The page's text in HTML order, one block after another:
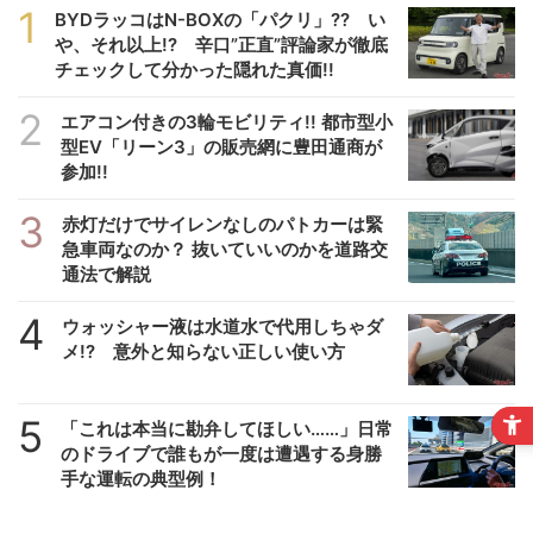
1
BYDラッコはN-BOXの「パクリ」?? い
や、それ以上!? 辛口”正直”評論家が徹底
チェックして分かった隠れた真価!!
2
エアコン付きの3輪モビリティ!! 都市型小
型EV「リーン3」の販売網に豊田通商が
参加!!
3
赤灯だけでサイレンなしのパトカーは緊
急車両なのか？ 抜いていいのかを道路交
通法で解説
4
ウォッシャー液は水道水で代用しちゃダ
メ!? 意外と知らない正しい使い方
5
「これは本当に勘弁してほしい……」日常
のドライブで誰もが一度は遭遇する身勝
手な運転の典型例！